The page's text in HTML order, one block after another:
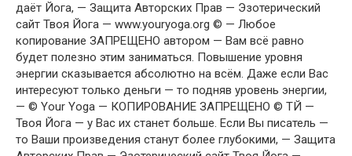
даёт Йога, — Защита Авторских Прав — Эзотерический
сайт Твоя Йога — www.youryoga.org © — Любое
копирование ЗАПРЕЩЕНО автором — Вам всё равно
будет полезно этим заниматься. Повышение уровня
энергии сказывается абсолютно на всём. Даже если Вас
интересуют только деньги — то подняв уровень энергии,
— © Your Yoga — КОПИРОВАНИЕ ЗАПРЕЩЕНО © ТЙ —
Твоя Йога — у Вас их станет больше. Если Вы писатель —
то Ваши произведения станут более глубокими, — Защита